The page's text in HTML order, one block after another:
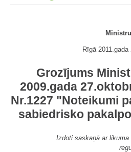
Rīgā
Grozījums
2009.gada
Nr.1227 "Noteikumi
sabiedrisko
Izdoti saskaņā ar